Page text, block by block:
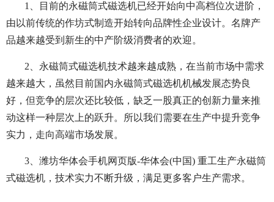
1、目前的永磁筒式磁选机已经开始向中高档位次进阶，
由以前传统的作坊式制造开始转向品牌性企业设计。名牌产
品越来越受到新生的中产阶级消费者的欢迎。
2、永磁筒式磁选机技术越来越成熟，在当前市场中需求
越来越大，虽然目前国内永磁筒式磁选机机械发展态势良
好，但竞争的层次还比较低，缺乏一股真正的创新力量来推
动这样一种层次上的跃升。所以我们需要在生产中提升竞争
实力，走向高端市场发展。
3、潍坊华体会手机网页版-华体会(中国) 重工生产永磁筒
式磁选机，技术实力不断升级，满足更多客户生产需求。